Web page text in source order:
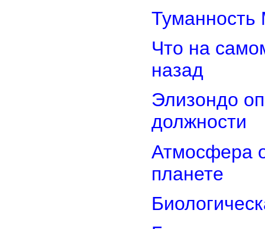
Туманность
Что на
назад
Элизондо
должности
Атмосфера
планете